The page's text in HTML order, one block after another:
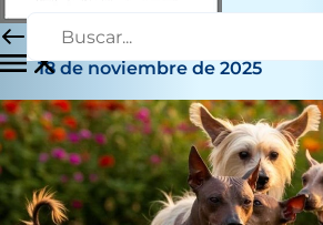
18 de noviembre de 2025